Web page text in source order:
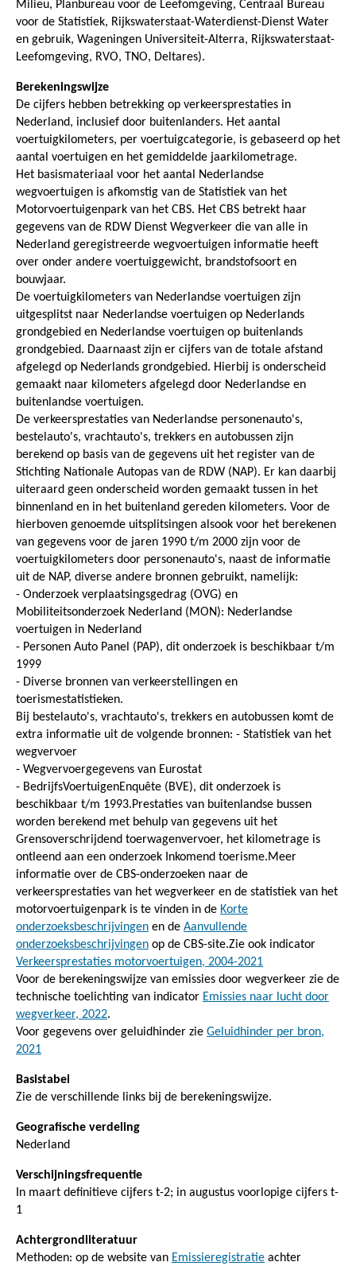
Milieu, Planbureau voor de Leefomgeving, Centraal Bureau
voor de Statistiek, Rijkswaterstaat-Waterdienst-Dienst Water
en gebruik, Wageningen Universiteit-Alterra, Rijkswaterstaat-
Leefomgeving, RVO, TNO, Deltares).
Berekeningswijze
De cijfers hebben betrekking op verkeersprestaties in
Nederland, inclusief door buitenlanders. Het aantal
voertuigkilometers, per voertuigcategorie, is gebaseerd op het
aantal voertuigen en het gemiddelde jaarkilometrage.
Het basismateriaal voor het aantal Nederlandse
wegvoertuigen is afkomstig van de Statistiek van het
Motorvoertuigenpark van het CBS. Het CBS betrekt haar
gegevens van de RDW Dienst Wegverkeer die van alle in
Nederland geregistreerde wegvoertuigen informatie heeft
over onder andere voertuiggewicht, brandstofsoort en
bouwjaar.
De voertuigkilometers van Nederlandse voertuigen zijn
uitgesplitst naar Nederlandse voertuigen op Nederlands
grondgebied en Nederlandse voertuigen op buitenlands
grondgebied. Daarnaast zijn er cijfers van de totale afstand
afgelegd op Nederlands grondgebied. Hierbij is onderscheid
gemaakt naar kilometers afgelegd door Nederlandse en
buitenlandse voertuigen.
De verkeersprestaties van Nederlandse personenauto's,
bestelauto's, vrachtauto's, trekkers en autobussen zijn
berekend op basis van de gegevens uit het register van de
Stichting Nationale Autopas van de RDW (NAP). Er kan daarbij
uiteraard geen onderscheid worden gemaakt tussen in het
binnenland en in het buitenland gereden kilometers. Voor de
hierboven genoemde uitsplitsingen alsook voor het berekenen
van gegevens voor de jaren 1990 t/m 2000 zijn voor de
voertuigkilometers door personenauto's, naast de informatie
uit de NAP, diverse andere bronnen gebruikt, namelijk:
- Onderzoek verplaatsingsgedrag (OVG) en
Mobiliteitsonderzoek Nederland (MON): Nederlandse
voertuigen in Nederland
- Personen Auto Panel (PAP), dit onderzoek is beschikbaar t/m
1999
- Diverse bronnen van verkeerstellingen en
toerismestatistieken.
Bij bestelauto's, vrachtauto's, trekkers en autobussen komt de
extra informatie uit de volgende bronnen: - Statistiek van het
wegvervoer
- Wegvervoergegevens van Eurostat
- BedrijfsVoertuigenEnquête (BVE), dit onderzoek is
beschikbaar t/m 1993.Prestaties van buitenlandse bussen
worden berekend met behulp van gegevens uit het
Grensoverschrijdend toerwagenvervoer, het kilometrage is
ontleend aan een onderzoek Inkomend toerisme.Meer
informatie over de CBS-onderzoeken naar de
verkeersprestaties van het wegverkeer en de statistiek van het
motorvoertuigenpark is te vinden in de Korte
onderzoeksbeschrijvingen en de Aanvullende
onderzoeksbeschrijvingen op de CBS-site.Zie ook indicator
Verkeersprestaties motorvoertuigen, 2004-2021
Voor de berekeningswijze van emissies door wegverkeer zie de
technische toelichting van indicator Emissies naar lucht door
wegverkeer, 2022.
Voor gegevens over geluidhinder zie Geluidhinder per bron,
2021
Basistabel
Zie de verschillende links bij de berekeningswijze.
Geografische verdeling
Nederland
Verschijningsfrequentie
In maart definitieve cijfers t-2; in augustus voorlopige cijfers t-
1
Achtergrondliteratuur
Methoden: op de website van Emissieregistratie achter